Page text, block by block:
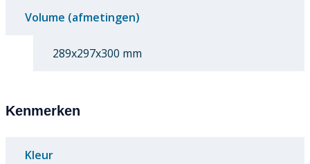
Volume (afmetingen)
289x297x300 mm
Kenmerken
Kleur